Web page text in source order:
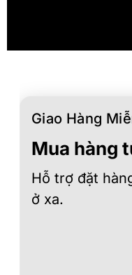
Giao Hàng
Mua hàng
Hỗ trợ đặt
ở xa.